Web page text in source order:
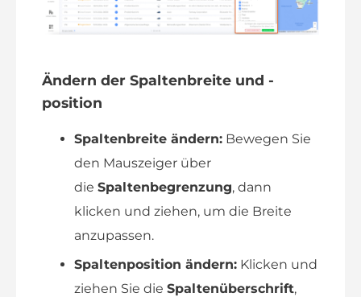
Ändern der Spaltenbreite und -
position
Spaltenbreite ändern: Bewegen Sie
den Mauszeiger über
die Spaltenbegrenzung, dann
klicken und ziehen, um die Breite
anzupassen.
Spaltenposition ändern: Klicken und
ziehen Sie die Spaltenüberschrift,